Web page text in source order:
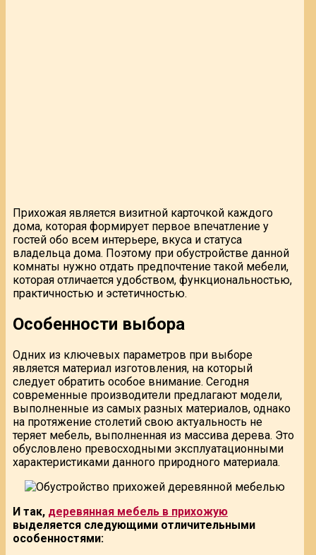
Прихожая является визитной карточкой каждого
дома, которая формирует первое впечатление у
гостей обо всем интерьере, вкуса и статуса
владельца дома. Поэтому при обустройстве данной
комнаты нужно отдать предпочтение такой мебели,
которая отличается удобством, функциональностью,
практичностью и эстетичностью.
Особенности выбора
Одних из ключевых параметров при выборе
является материал изготовления, на который
следует обратить особое внимание. Сегодня
современные производители предлагают модели,
выполненные из самых разных материалов, однако
на протяжение столетий свою актуальность не
теряет мебель, выполненная из массива дерева. Это
обусловлено превосходными эксплуатационными
характеристиками данного природного материала.
И так, деревянная мебель в прихожую
выделяется следующими отличительными
особенностями: